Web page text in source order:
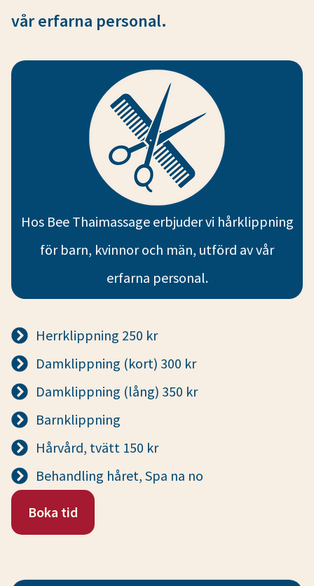
vår erfarna personal.
Hos Bee Thaimassage erbjuder vi hårklippning
för barn, kvinnor och män, utförd av vår
erfarna personal.
Herrklippning 250 kr
Damklippning (kort) 300 kr
Damklippning (lång) 350 kr
Barnklippning
Hårvård, tvätt 150 kr
Behandling håret, Spa na no
Boka tid